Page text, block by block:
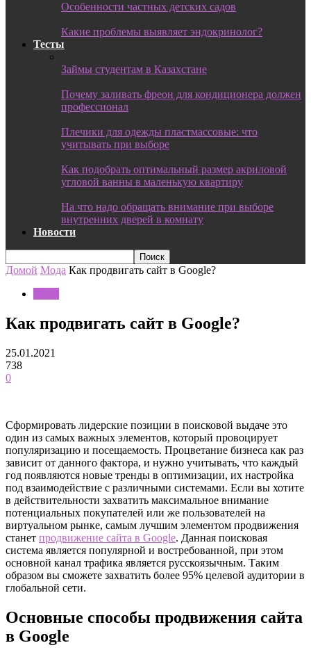
Особенности частных детских садов
Какие проблемы выявляет эндокринолог?
Тесты
Займы студентам в Казахстане
Почему заливать фреон для кондиционера должен
профессионал
Плечики для одежды пластмассовые: что
учитывать при выборе
Как подобрать оптимальный размер акриловой
угловой ванны в маленькую квартиру
На что надо обращать внимание при выборе
внутренних дверей в комнату
Новости
Домой Мода Как продвигать сайт в Google?
Как продвигать сайт в Google?
25.01.2021
738
0
Сформировать лидерские позиции в поисковой выдаче это
один из самых важных элементов, который провоцирует
популяризацию и посещаемость. Процветание бизнеса как раз
зависит от данного фактора, и нужно учитывать, что каждый
год появляются новые тренды в оптимизации, их настройка
под взаимодействие с различными системами. Если вы хотите
в действительности захватить максимальное внимание
потенциальных покупателей или же пользователей на
виртуальном рынке, самым лучшим элементом продвижения
станет продвижение сайта в Google. Данная поисковая
система является популярной и востребованной, при этом
основной канал трафика является русскоязычным. Таким
образом вы сможете захватить более 95% целевой аудитории в
глобальной сети.
Основные способы продвижения сайта
в Google